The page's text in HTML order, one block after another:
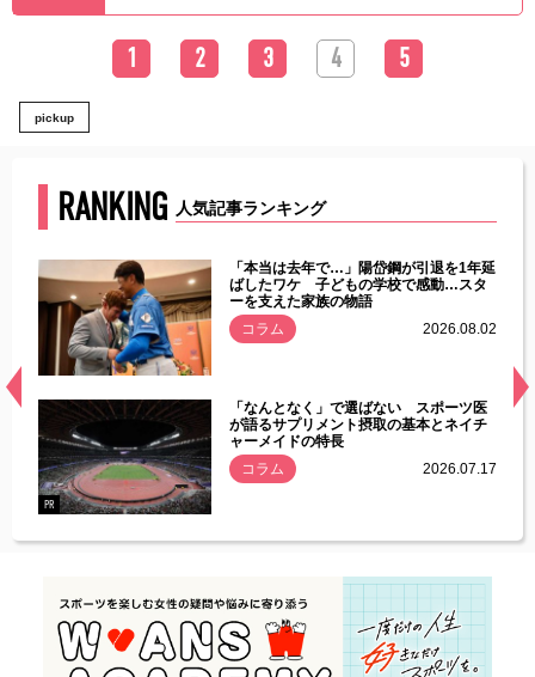
1 2 3 4 5
pickup
RANKING 人気記事ランキング
常
「本当は去年で…」陽岱鋼が引退を1年延
ばしたワケ 子どもの学校で感動…スタ
ーを支えた家族の物語
コラム
2026.08.02
PR
「なんとなく」で選ばない スポーツ医
が語るサプリメント摂取の基本とネイチ
ャーメイドの特長
コラム
2026.07.17